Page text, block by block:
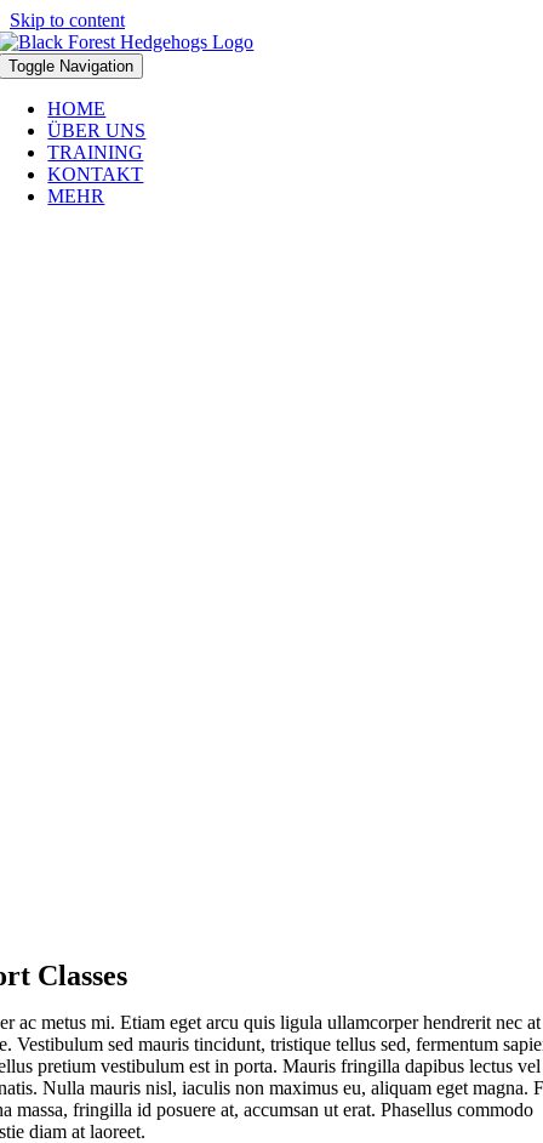
Skip to content
Toggle Navigation
HOME
ÜBER UNS
TRAINING
KONTAKT
MEHR
Classes
ac metus mi. Etiam eget arcu quis ligula ullamcorper hendrerit nec at
Vestibulum sed mauris tincidunt, tristique tellus sed, fermentum
pretium vestibulum est in porta. Mauris fringilla dapibus lectus vel
Nulla mauris nisl, iaculis non maximus eu, aliquam eget magna.
massa, fringilla id posuere at, accumsan ut erat. Phasellus commodo
diam at laoreet.